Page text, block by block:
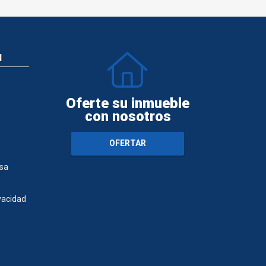
Oferte su inmueble
con nosotros
OFERTAR